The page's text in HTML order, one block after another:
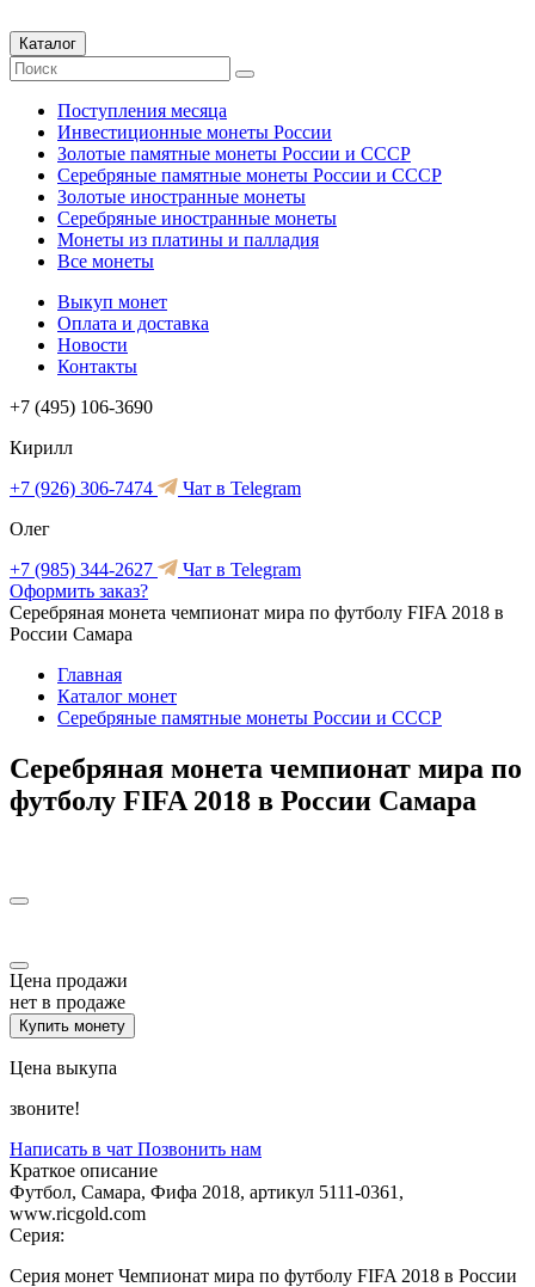
Каталог
Поступления месяца
Инвестиционные монеты России
Золотые памятные монеты России и СССР
Серебряные памятные монеты России и СССР
Золотые иностранные монеты
Серебряные иностранные монеты
Монеты из платины и палладия
Все монеты
Выкуп монет
Оплата и доставка
Новости
Контакты
+7 (495) 106-3690
Кирилл
+7 (926) 306-7474
Чат в Telegram
Олег
+7 (985) 344-2627
Чат в Telegram
Оформить заказ?
Серебряная монета чемпионат мира по футболу FIFA 2018 в
России Самара
Главная
Каталог монет
Серебряные памятные монеты России и СССР
Серебряная монета чемпионат мира по
футболу FIFA 2018 в России Самара
Цена продажи
нет в продаже
Купить монету
Цена выкупа
звоните!
Написать в чат Позвонить нам
Краткое описание
Футбол, Самара, Фифа 2018, артикул 5111-0361,
www.ricgold.com
Серия:
Серия монет Чемпионат мира по футболу FIFA 2018 в России